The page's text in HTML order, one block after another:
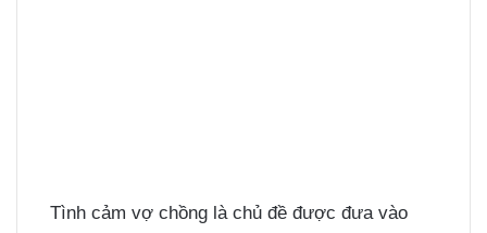
Tình cảm vợ chồng là chủ đề được đưa vào